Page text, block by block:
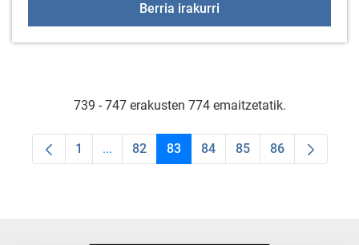
Berria irakurri
739 - 747 erakusten 774 emaitzetatik.
Orrialdea
1 ...Intermediate Pages Use TAB to navigate.
Orrialdea
82 Orrialdea
83 Orrialdea
84 Orrialdea
85 Orrialdea
86